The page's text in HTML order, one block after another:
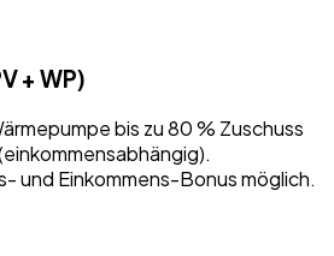
+ WP)
bis zu 80 % Zuschuss
und Einkommens-Bonus möglich.